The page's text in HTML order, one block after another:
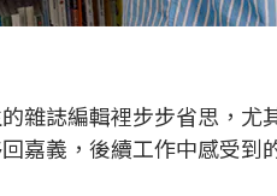
雜誌編輯裡步步省思，
嘉義，後續工作中感受到